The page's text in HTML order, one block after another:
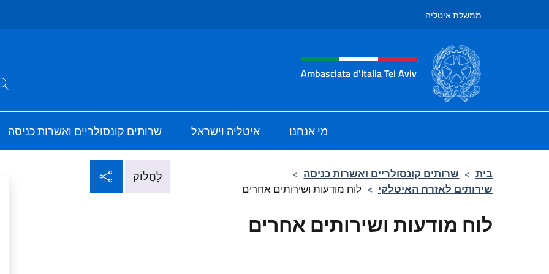
ממשלת איטליה
Site header, social and menu
Ambasciata d'Italia Tel Aviv
חפש באתר
מי אנחנו איטליה וישראל שרותים קונסולריים ואשרות כניסה
בית > שרותים קונסולריים ואשרות כניסה >
שירותים לאזרח האיטלקי > לוח מודעות ושירותים אחרים
לַחֲלוֹק
לוח מודעות ושירותים אחרים